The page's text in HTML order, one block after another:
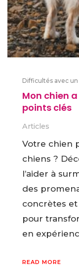
Difficultés avec
Mon chien
points clés
Articles
Votre chien
chiens ?
l’aider à
des
concrètes
pour
en
READ MORE